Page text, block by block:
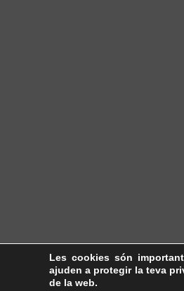
Les cookies són
ajuden a protegir la teva
de la web.